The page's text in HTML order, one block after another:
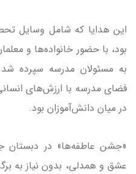
این هدایا که شامل وسایل
بود، با حضور خانواده‌ها و
به مسئولان مدرسه سپرده
فضای مدرسه با ارزش‌های
در میان دانش‌آموزان بود.
«جشن عاطفه‌ها» در دبستان
عشق و همدلی، بدون نیاز به